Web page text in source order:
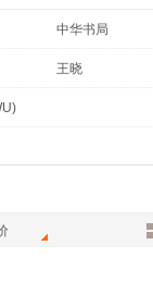
古籍
中华书局
王晓